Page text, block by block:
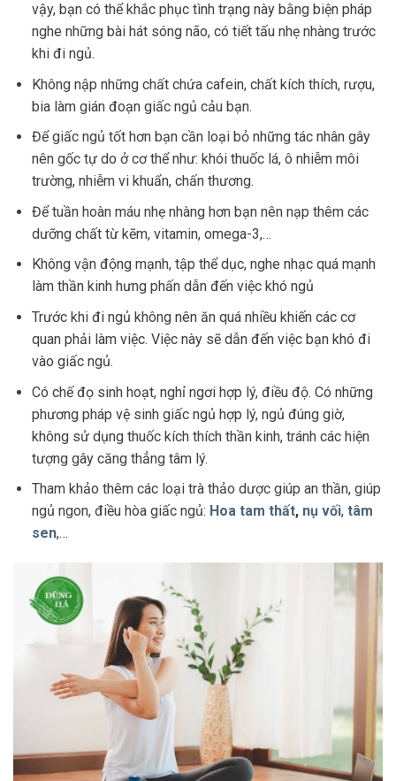
vậy, bạn có thể khắc phục tình trạng này bằng biện pháp
nghe những bài hát sóng não, có tiết tấu nhẹ nhàng trước
khi đi ngủ.
Không nập những chất chứa cafein, chất kích thích, rượu,
bia làm gián đoạn giấc ngủ cảu bạn.
Để giấc ngủ tốt hơn bạn cần loại bỏ những tác nhân gây
nên gốc tự do ở cơ thể như: khói thuốc lá, ô nhiễm môi
trường, nhiễm vi khuẩn, chấn thương.
Để tuần hoàn máu nhẹ nhàng hơn bạn nên nạp thêm các
dưỡng chất từ kẽm, vitamin, omega-3,…
Không vận động mạnh, tập thể dục, nghe nhạc quá mạnh
làm thần kinh hưng phấn dẫn đến việc khó ngủ
Trước khi đi ngủ không nên ăn quá nhiều khiến các cơ
quan phải làm việc. Việc này sẽ dẫn đến việc bạn khó đi
vào giấc ngủ.
Có chế đọ sinh hoạt, nghỉ ngơi hợp lý, điều độ. Có những
phương pháp vệ sinh giấc ngủ hợp lý, ngủ đúng giờ,
không sử dụng thuốc kích thích thần kinh, tránh các hiện
tượng gây căng thẳng tâm lý.
Tham khảo thêm các loại trà thảo dược giúp an thần, giúp
ngủ ngon, điều hòa giấc ngủ: Hoa tam thất, nụ vối, tâm
sen,…